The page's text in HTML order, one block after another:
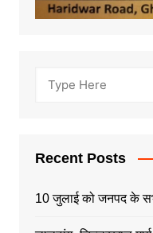
Recent Posts
10 जुलाई को जनपद के